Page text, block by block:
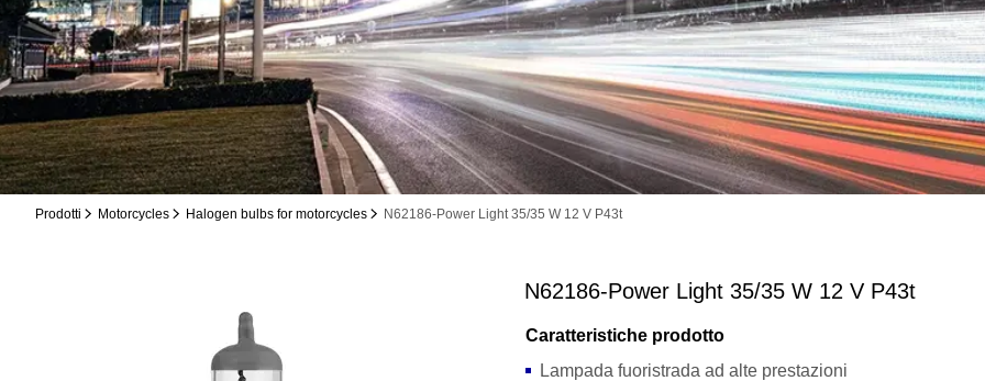
Prodotti Motorcycles Halogen bulbs for motorcycles N62186-Power Light 35/35 W 12 V P43t
N62186-Power Light 35/35 W 12 V P43t
Caratteristiche prodotto
Lampada fuoristrada ad alte prestazioni